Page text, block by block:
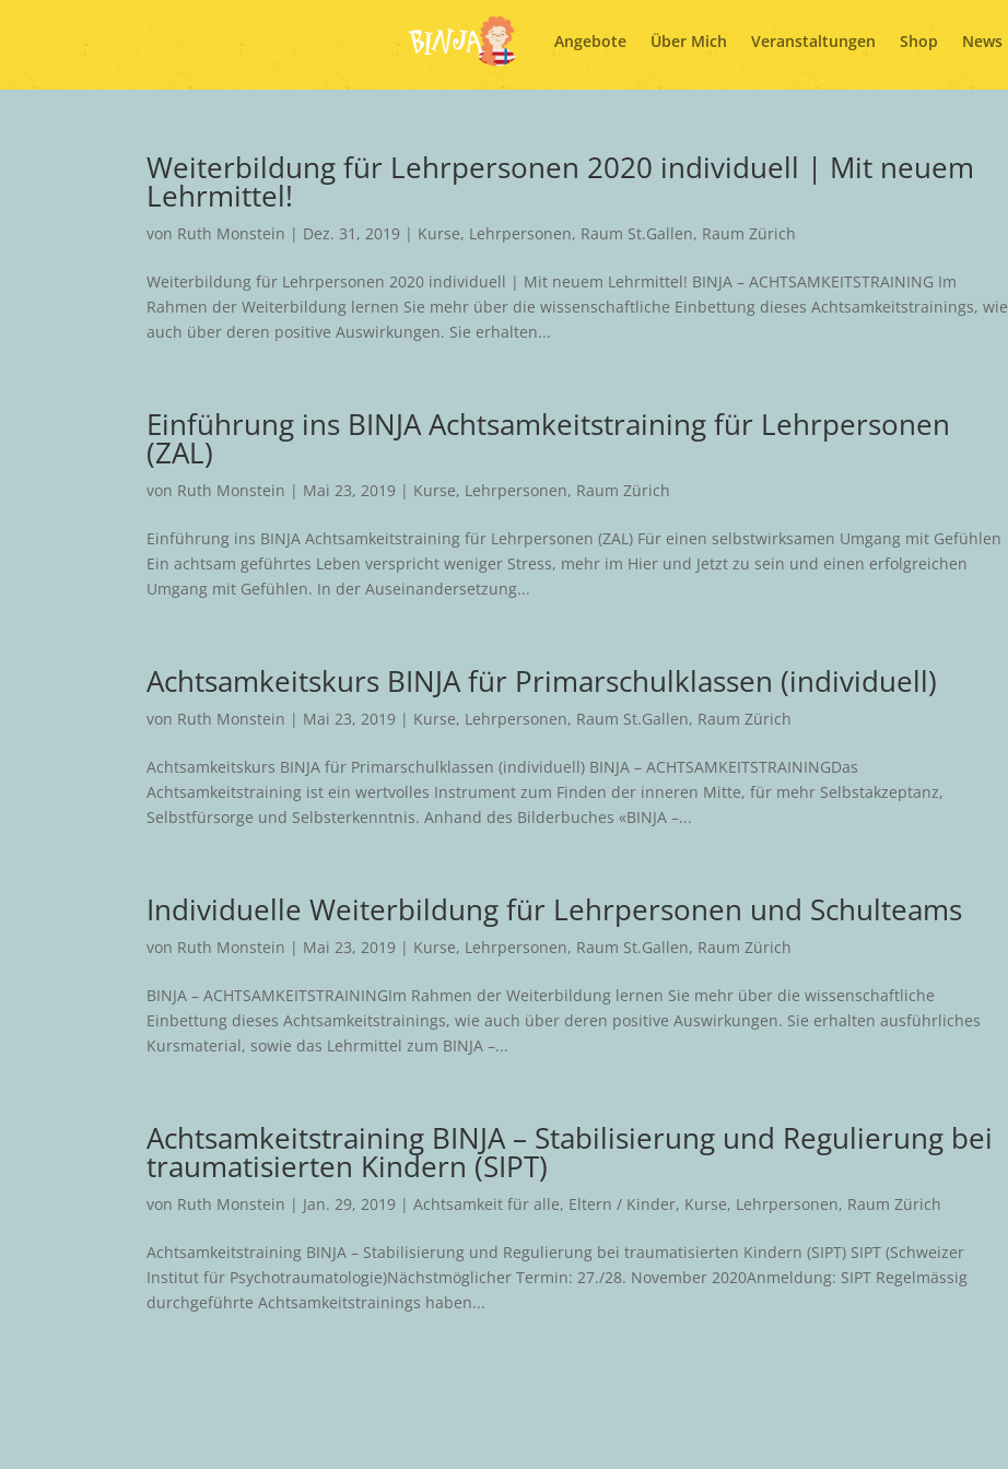
Angebote Über Mich Veranstaltungen Shop News
Angebote Über Mich Veranstaltungen Shop News
Weiterbildung für Lehrpersonen 2020 individuell | Mit neuem
Lehrmittel!
von Ruth Monstein | Dez. 31, 2019 | Kurse, Lehrpersonen, Raum St.Gallen, Raum Zürich
Weiterbildung für Lehrpersonen 2020 individuell | Mit neuem Lehrmittel! BINJA – ACHTSAMKEITSTRAINING Im
Rahmen der Weiterbildung lernen Sie mehr über die wissenschaftliche Einbettung dieses Achtsamkeitstrainings, wie
auch über deren positive Auswirkungen. Sie erhalten...
Einführung ins BINJA Achtsamkeitstraining für Lehrpersonen
(ZAL)
von Ruth Monstein | Mai 23, 2019 | Kurse, Lehrpersonen, Raum Zürich
Einführung ins BINJA Achtsamkeitstraining für Lehrpersonen (ZAL) Für einen selbstwirksamen Umgang mit Gefühlen
Ein achtsam geführtes Leben verspricht weniger Stress, mehr im Hier und Jetzt zu sein und einen erfolgreichen
Umgang mit Gefühlen. In der Auseinandersetzung...
Achtsamkeitskurs BINJA für Primarschulklassen (individuell)
von Ruth Monstein | Mai 23, 2019 | Kurse, Lehrpersonen, Raum St.Gallen, Raum Zürich
Achtsamkeitskurs BINJA für Primarschulklassen (individuell) BINJA – ACHTSAMKEITSTRAININGDas
Achtsamkeitstraining ist ein wertvolles Instrument zum Finden der inneren Mitte, für mehr Selbstakzeptanz,
Selbstfürsorge und Selbsterkenntnis. Anhand des Bilderbuches «BINJA –...
Individuelle Weiterbildung für Lehrpersonen und Schulteams
von Ruth Monstein | Mai 23, 2019 | Kurse, Lehrpersonen, Raum St.Gallen, Raum Zürich
BINJA – ACHTSAMKEITSTRAININGIm Rahmen der Weiterbildung lernen Sie mehr über die wissenschaftliche
Einbettung dieses Achtsamkeitstrainings, wie auch über deren positive Auswirkungen. Sie erhalten ausführliches
Kursmaterial, sowie das Lehrmittel zum BINJA –...
Achtsamkeitstraining BINJA – Stabilisierung und Regulierung bei
traumatisierten Kindern (SIPT)
von Ruth Monstein | Jan. 29, 2019 |Achtsamkeit für alle, Eltern / Kinder, Kurse, Lehrpersonen, Raum Zürich
Achtsamkeitstraining BINJA – Stabilisierung und Regulierung bei traumatisierten Kindern (SIPT) SIPT (Schweizer
Institut für Psychotraumatologie)Nächstmöglicher Termin: 27./28. November 2020Anmeldung: SIPT Regelmässig
durchgeführte Achtsamkeitstrainings haben...